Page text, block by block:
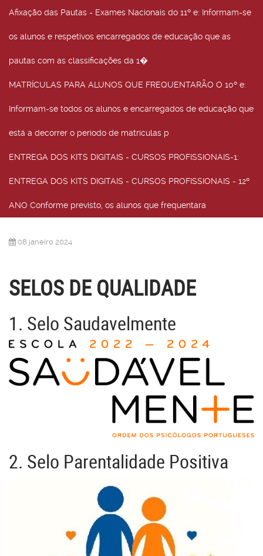
Afixação das Pautas - Exames Nacionais do 11º e: Informam-se
os alunos e respetivos encarregados de educação que as
pautas com as classificações da 1�
MATRÍCULAS PARA ALUNOS QUE FREQUENTARÃO O 10º e:
Informam-se todos os alunos e encarregados de educação que
está a decorrer o período de matrículas p
ENTREGA DOS KITS DIGITAIS - CURSOS PROFISSIONAIS-1:
ENTREGA DOS KITS DIGITAIS - CURSOS PROFISSIONAIS - 12º
ANO Conforme previsto, os alunos que frequentara
08 janeiro 2024
SELOS DE QUALIDADE
1. Selo Saudavelmente
2. Selo Parentalidade Positiva